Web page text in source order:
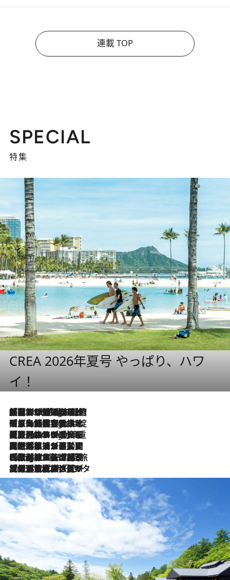
連載 TOP
SPECIAL
特集
CREA 2026年夏号 やっぱり、ハワ
イ！
9 Hours Ago
「荷物が増えるほど旅ストレスは増す」美容ジャーナリストがたどり着いた最終結論。“化粧品を劇的に減らす”感動の凝縮美容とは
9 Hours Ago
「旅先には金髪ウィッグを持参」日本と同じメイクでは損してる!? 美容ジャーナリストが提案する“掟破りの旅美容”とは
9 Hours Ago
【厳選旅コスメ】「身軽さ＆UV対策重視！」ヘアアーティストshucoが選んだ夏旅ベストコスメを発表【Mサイズジップ】
2026.8.5
【厳選旅コスメ】国内をあちこち移動する河井菜摘が選んだ夏旅ベストコスメ発表！「リラックスアイテムはマスト」【Mサイズジップ】
2026.8.4
【厳選旅コスメ】「紫外線＆乾燥対策しながらメイク感も！」ヘア＆メイクGeorgeが選んだ夏旅ベストコスメを発表！【Mサイズジップ】
2026.8.3
【厳選旅コスメ】「保湿もタイパ重視！」“サウナ好き”タレント清水みさとが愛用する夏旅ベストコスメを発表！【Mサイズジップ】